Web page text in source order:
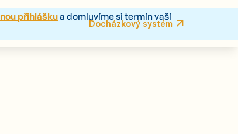
Docházkový systém
přihláškua domluvíme si termín vaší